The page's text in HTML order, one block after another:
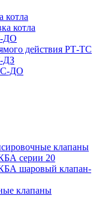
котла
котла
ДО
действия РТ-ТС
ДЗ
ДО
клапаны
серии 20
шаровый клапан-
клапаны